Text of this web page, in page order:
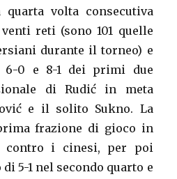
quarta volta consecutiva
reti (sono 101 quelle
durante il torneo) e
0 e 8-1 dei primi due
di Rudić in meta
e il solito Sukno. La
frazione di gioco in
contro i cinesi, per poi
5-1 nel secondo quarto e